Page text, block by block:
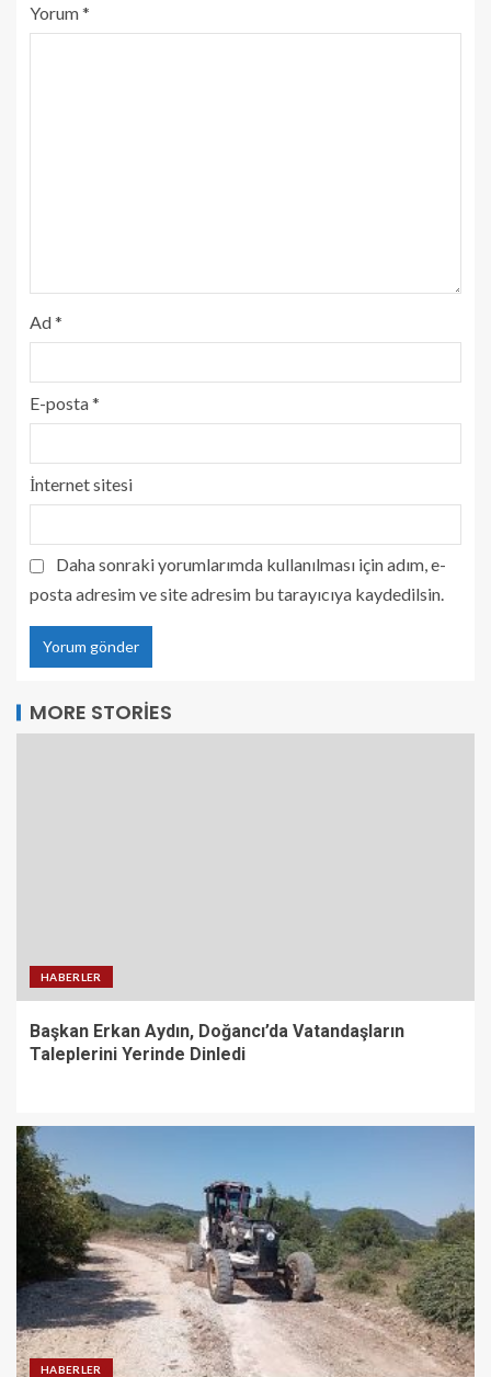
Yorum*
Ad*
E-posta*
İnternet sitesi
Daha sonraki yorumlarımda kullanılması için adım, e-
posta adresim ve site adresim bu tarayıcıya kaydedilsin.
MORE STORIES
HABERLER
Başkan Erkan Aydın, Doğancı’da Vatandaşların
Taleplerini Yerinde Dinledi
HABERLER